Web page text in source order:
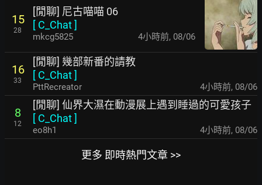
15
28
[閒聊] 尼古喵喵 06
[ C_Chat]
mkcg5825 4小時前, 08/06
16
33
[閒聊] 幾部新番的請教
[ C_Chat]
PttRecreator 4小時前, 08/06
8
12
[閒聊] 仙界大濕在動漫展上遇到睡過的可愛孩子
[ C_Chat]
eo8h1 4小時前, 08/06
更多 即時熱門文章 >>